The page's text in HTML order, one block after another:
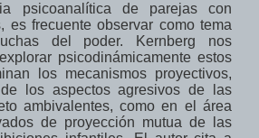
psicoanalítica
de parejas con
es frecuente observar como tema
luchas del poder.
Kernberg nos
psicodinámicamente estos
los mecanismos proyectivos,
los aspectos agresivos de
las
ambivalentes, como en el área
de proyección mutua de las